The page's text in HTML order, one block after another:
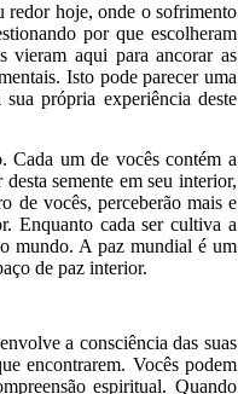
redor hoje, onde o sofrimento
por que escolheram
vieram aqui para ancorar as
Isto pode parecer uma
própria experiência deste
Cada um de vocês contém a
semente em seu interior,
de vocês, perceberão mais e
Enquanto cada ser cultiva a
mundo. A paz mundial é um
de paz interior.
a consciência das suas
encontrarem. Vocês podem
espiritual. Quando